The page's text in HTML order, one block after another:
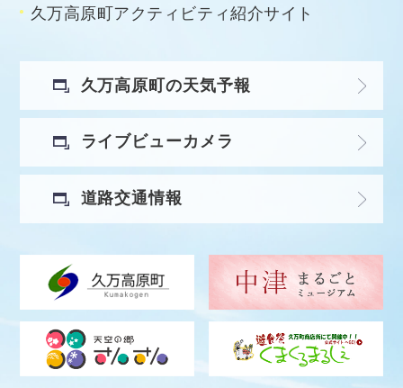
久万高原町アクティビティ紹介サイト
久万高原町の天気予報
ライブビューカメラ
道路交通情報